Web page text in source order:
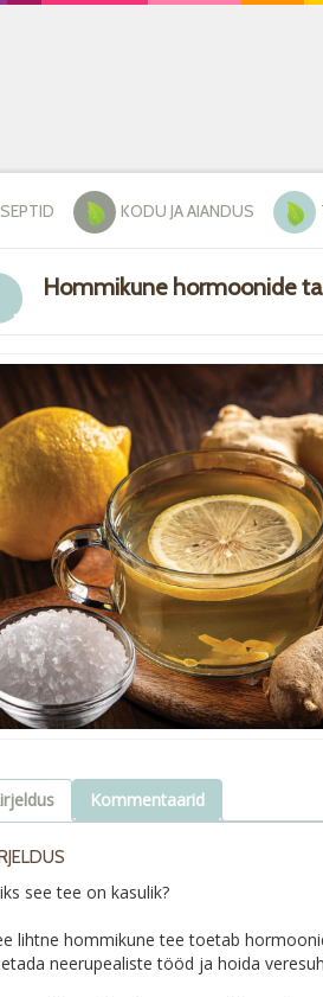
KODU JA AIANDUS
Hommikune hormoonide
Kommentaarid
see tee on kasulik?
lihtne hommikune tee toetab
neerupealiste tööd ja hoida